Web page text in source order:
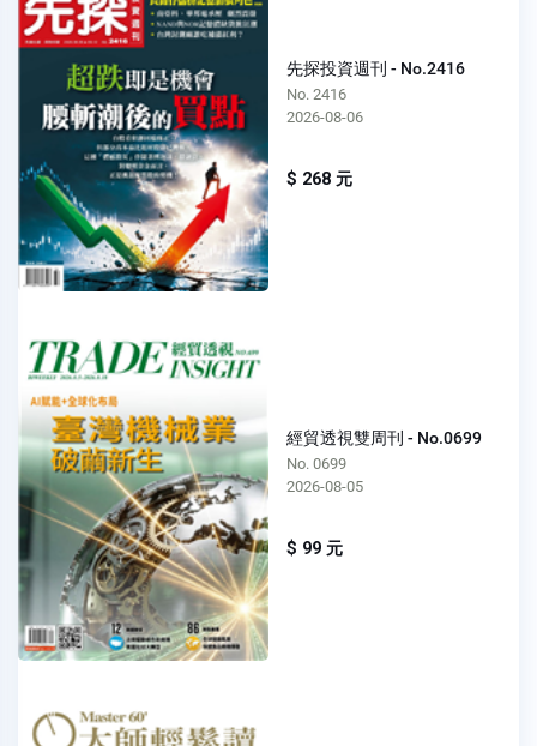
先探投資週刊 - No.2416
No. 2416
2026-08-06
$ 268 元
經貿透視雙周刊 - No.0699
No. 0699
2026-08-05
$ 99 元